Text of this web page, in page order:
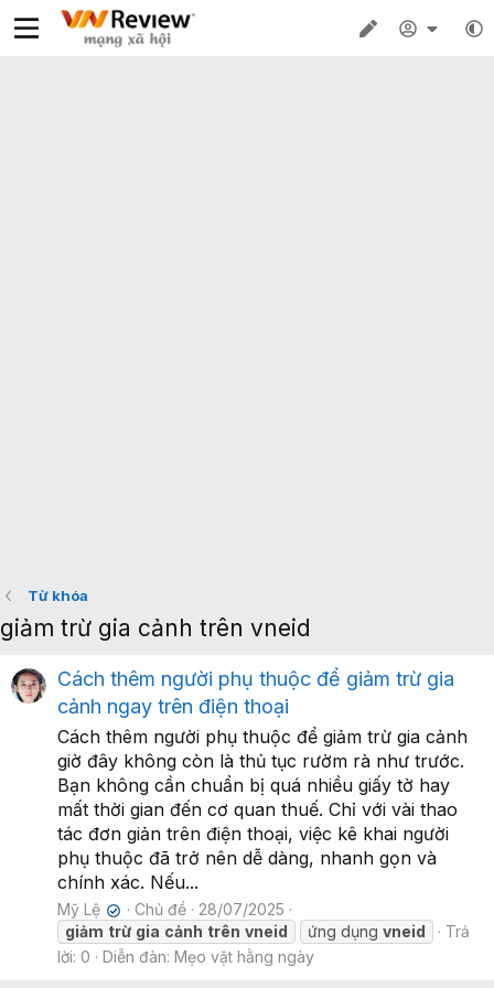
Từ khóa
giảm trừ gia cảnh trên vneid
Cách thêm người phụ thuộc để giảm trừ gia
cảnh ngay trên điện thoại
Cách thêm người phụ thuộc để giảm trừ gia cảnh
giờ đây không còn là thủ tục rườm rà như trước.
Bạn không cần chuẩn bị quá nhiều giấy tờ hay
mất thời gian đến cơ quan thuế. Chỉ với vài thao
tác đơn giản trên điện thoại, việc kê khai người
phụ thuộc đã trở nên dễ dàng, nhanh gọn và
chính xác. Nếu...
Mỹ Lệ ✔ Chủ đề
28/07/2025
giảm trừ gia cảnh trên vneid ứng dụng vneid
Trả
lời: 0
Diễn đàn: Mẹo vặt hằng ngày